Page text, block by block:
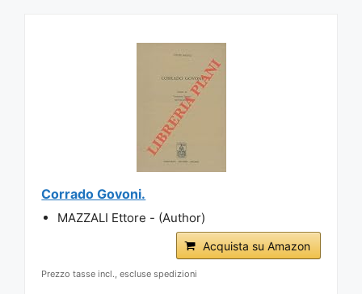
Corrado Govoni.
MAZZALI Ettore - (Author)
Acquista su Amazon
Prezzo tasse incl., escluse spedizioni